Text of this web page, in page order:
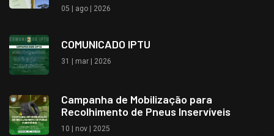
05 | ago | 2026
COMUNICADO IPTU
31 | mar | 2026
Campanha de Mobilização para
Recolhimento de Pneus Inservíveis
10 | nov | 2025